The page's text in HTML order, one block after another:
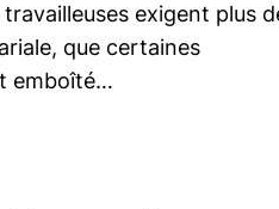
exigent plus
que certaines
emboîté…